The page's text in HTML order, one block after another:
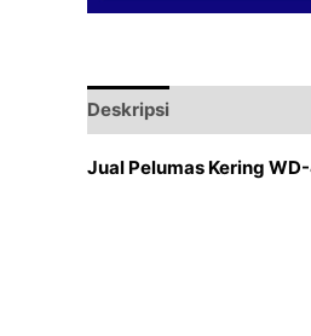
Deskripsi
Jual Pelumas Kering